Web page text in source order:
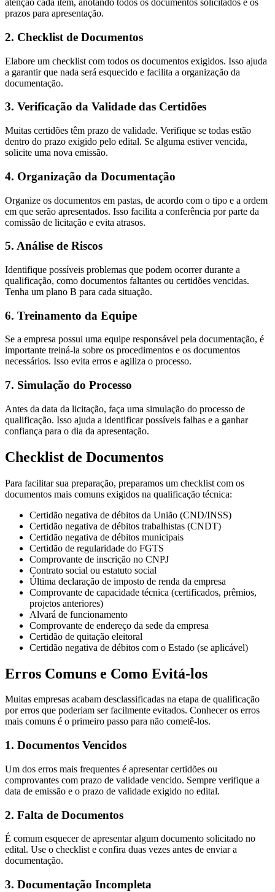
atenção cada item, anotando todos os documentos solicitados e os
prazos para apresentação.
2. Checklist de Documentos
Elabore um checklist com todos os documentos exigidos. Isso ajuda
a garantir que nada será esquecido e facilita a organização da
documentação.
3. Verificação da Validade das Certidões
Muitas certidões têm prazo de validade. Verifique se todas estão
dentro do prazo exigido pelo edital. Se alguma estiver vencida,
solicite uma nova emissão.
4. Organização da Documentação
Organize os documentos em pastas, de acordo com o tipo e a ordem
em que serão apresentados. Isso facilita a conferência por parte da
comissão de licitação e evita atrasos.
5. Análise de Riscos
Identifique possíveis problemas que podem ocorrer durante a
qualificação, como documentos faltantes ou certidões vencidas.
Tenha um plano B para cada situação.
6. Treinamento da Equipe
Se a empresa possui uma equipe responsável pela documentação, é
importante treiná-la sobre os procedimentos e os documentos
necessários. Isso evita erros e agiliza o processo.
7. Simulação do Processo
Antes da data da licitação, faça uma simulação do processo de
qualificação. Isso ajuda a identificar possíveis falhas e a ganhar
confiança para o dia da apresentação.
Checklist de Documentos
Para facilitar sua preparação, preparamos um checklist com os
documentos mais comuns exigidos na qualificação técnica:
Certidão negativa de débitos da União (CND/INSS)
Certidão negativa de débitos trabalhistas (CNDT)
Certidão negativa de débitos municipais
Certidão de regularidade do FGTS
Comprovante de inscrição no CNPJ
Contrato social ou estatuto social
Última declaração de imposto de renda da empresa
Comprovante de capacidade técnica (certificados, prêmios,
projetos anteriores)
Alvará de funcionamento
Comprovante de endereço da sede da empresa
Certidão de quitação eleitoral
Certidão negativa de débitos com o Estado (se aplicável)
Erros Comuns e Como Evitá-los
Muitas empresas acabam desclassificadas na etapa de qualificação
por erros que poderiam ser facilmente evitados. Conhecer os erros
mais comuns é o primeiro passo para não cometê-los.
1. Documentos Vencidos
Um dos erros mais frequentes é apresentar certidões ou
comprovantes com prazo de validade vencido. Sempre verifique a
data de emissão e o prazo de validade exigido no edital.
2. Falta de Documentos
É comum esquecer de apresentar algum documento solicitado no
edital. Use o checklist e confira duas vezes antes de enviar a
documentação.
3. Documentação Incompleta